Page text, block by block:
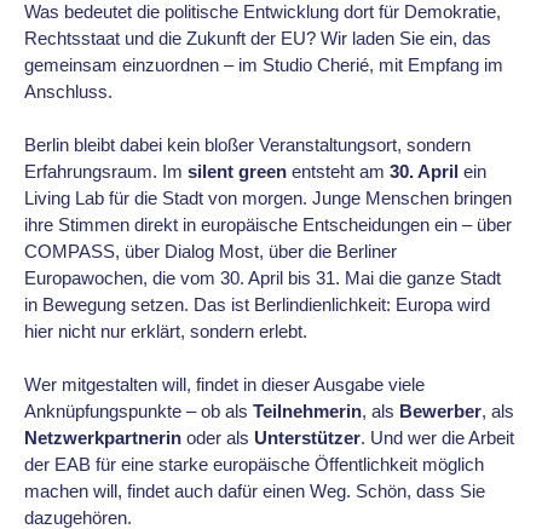
Was bedeutet die politische Entwicklung dort für Demokratie,
Rechtsstaat und die Zukunft der EU? Wir laden Sie ein, das
gemeinsam einzuordnen – im Studio Cherié, mit Empfang im
Anschluss.
Berlin bleibt dabei kein bloßer Veranstaltungsort, sondern
Erfahrungsraum. Im silent green entsteht am 30. April ein
Living Lab für die Stadt von morgen. Junge Menschen bringen
ihre Stimmen direkt in europäische Entscheidungen ein – über
COMPASS, über Dialog Most, über die Berliner
Europawochen, die vom 30. April bis 31. Mai die ganze Stadt
in Bewegung setzen. Das ist Berlindienlichkeit: Europa wird
hier nicht nur erklärt, sondern erlebt.
Wer mitgestalten will, findet in dieser Ausgabe viele
Anknüpfungspunkte – ob als Teilnehmerin, als Bewerber, als
Netzwerkpartnerin oder als Unterstützer. Und wer die Arbeit
der EAB für eine starke europäische Öffentlichkeit möglich
machen will, findet auch dafür einen Weg. Schön, dass Sie
dazugehören.